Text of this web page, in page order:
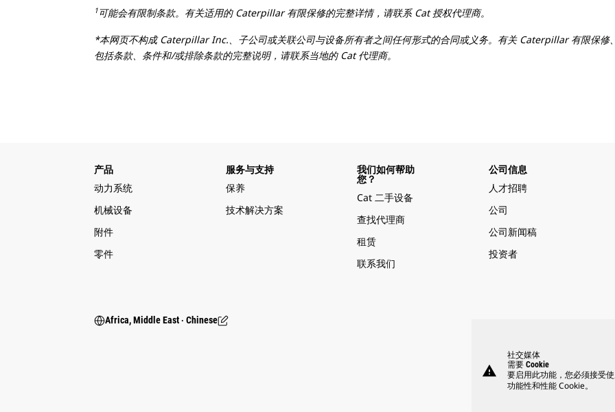
1可能会有限制条款。有关适用的 Caterpillar 有限保修的完整详情，请联系 Cat 授权代理商。
*本网页不构成 Caterpillar Inc.、子公司或关联公司与设备所有者之间任何形式的合同或义务。有关 Caterpillar 有限保修
包括条款、条件和/或排除条款的完整说明，请联系当地的 Cat 代理商。
产品
动力系统
机械设备
附件
零件
服务与支持
保养
技术解决方案
我们如何帮助
您？
Cat 二手设备
查找代理商
租赁
联系我们
公司信息
人才招聘
公司
公司新闻稿
投资者
Africa, Middle East ‧ Chinese
warning
社交媒体
需要 Cookie
要启用此功能，您必须接受
功能性和性能 Cookie。